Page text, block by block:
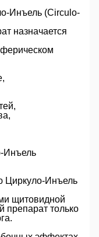
Инъель (Circulo-
назначается
Инъель
Циркуло-Инъель
щитовидной
только